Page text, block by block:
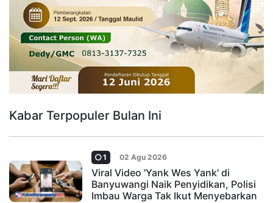
Kabar Terpopuler Bulan Ini
1 02 Agu 2026
Viral Video 'Yank Wes Yank' di
Banyuwangi Naik Penyidikan, Polisi
Imbau Warga Tak Ikut Menyebarkan